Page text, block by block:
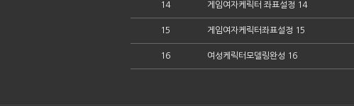
14 게임여자케릭터 좌표설정 14
15 게임여자케릭터좌표설정 15
16 여성케릭터모델링완성 16